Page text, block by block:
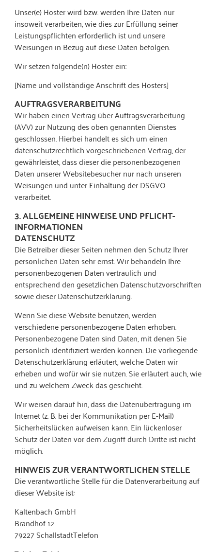
Unser(e) Hoster wird bzw. werden Ihre Daten nur
insoweit verarbeiten, wie dies zur Erfüllung seiner
Leistungspflichten erforderlich ist und unsere
Weisungen in Bezug auf diese Daten befolgen.
Wir setzen folgende(n) Hoster ein:
[Name und vollständige Anschrift des Hosters]
AUFTRAGSVERARBEITUNG
Wir haben einen Vertrag über Auftragsverarbeitung
(AVV) zur Nutzung des oben genannten Dienstes
geschlossen. Hierbei handelt es sich um einen
datenschutzrechtlich vorgeschriebenen Vertrag, der
gewährleistet, dass dieser die personenbezogenen
Daten unserer Websitebesucher nur nach unseren
Weisungen und unter Einhaltung der DSGVO
verarbeitet.
3. ALLGEMEINE HINWEISE UND PFLICHT­
INFORMATIONEN
DATENSCHUTZ
Die Betreiber dieser Seiten nehmen den Schutz Ihrer
persönlichen Daten sehr ernst. Wir behandeln Ihre
personenbezogenen Daten vertraulich und
entsprechend den gesetzlichen Datenschutzvorschriften
sowie dieser Datenschutzerklärung.
Wenn Sie diese Website benutzen, werden
verschiedene personenbezogene Daten erhoben.
Personenbezogene Daten sind Daten, mit denen Sie
persönlich identifiziert werden können. Die vorliegende
Datenschutzerklärung erläutert, welche Daten wir
erheben und wofür wir sie nutzen. Sie erläutert auch, wie
und zu welchem Zweck das geschieht.
Wir weisen darauf hin, dass die Datenübertragung im
Internet (z. B. bei der Kommunikation per E-Mail)
Sicherheitslücken aufweisen kann. Ein lückenloser
Schutz der Daten vor dem Zugriff durch Dritte ist nicht
möglich.
HINWEIS ZUR VERANTWORTLICHEN STELLE
Die verantwortliche Stelle für die Datenverarbeitung auf
dieser Website ist:
Kaltenbach GmbH
Brandhof 12
79227 SchallstadtTelefon